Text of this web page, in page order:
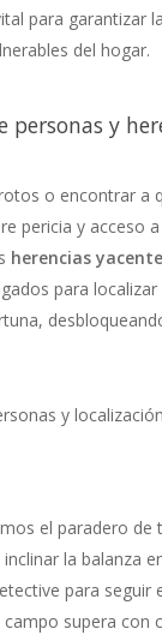
para garantizar
del hogar.
personas y
o encontrar a
pericia y acceso
herencias
para
el paradero de
la balanza
para seguir
supera con